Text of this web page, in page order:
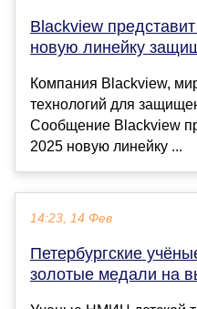
Blackview
новую линейку
Компания Blackview,
технологий для
Сообщение Blackview
2025 новую линейку ...
14:23, 14 Фев
Петербургские
золотые медали на